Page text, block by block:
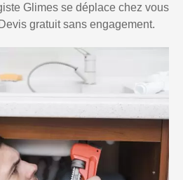
Glimes se déplace chez vous
gratuit sans engagement.